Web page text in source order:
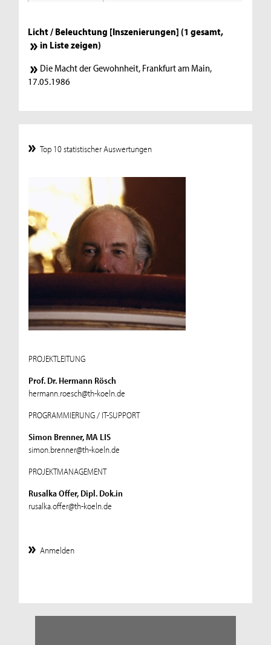
Licht / Beleuchtung [Inszenierungen] (1 gesamt,
in Liste zeigen)
Die Macht der Gewohnheit, Frankfurt am Main,
17.05.1986
Top 10 statistischer Auswertungen
PROJEKTLEITUNG
Prof. Dr. Hermann Rösch
hermann.roesch@th-koeln.de
PROGRAMMIERUNG / IT-SUPPORT
Simon Brenner, MA LIS
simon.brenner@th-koeln.de
PROJEKTMANAGEMENT
Rusalka Offer, Dipl. Dok.in
rusalka.offer@th-koeln.de
Anmelden